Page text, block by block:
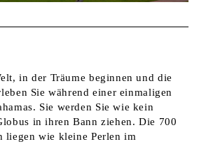
in der Träume beginnen und die
Sie während einer einmaligen
Sie werden Sie wie kein
in ihren Bann ziehen. Die 700
liegen wie kleine Perlen im